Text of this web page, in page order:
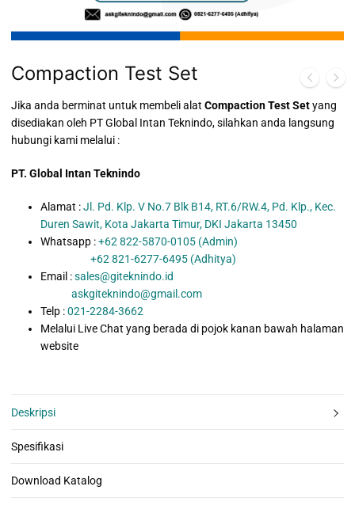
Compaction Test Set
Jika anda berminat untuk membeli alat Compaction Test Setyang
disediakan oleh PT Global Intan Teknindo, silahkan anda langsung
hubungi kami melalui :
PT. Global Intan Teknindo
Alamat :Jl. Pd. Klp. V No.7 Blk B14, RT.6/RW.4, Pd. Klp., Kec.
Duren Sawit, Kota Jakarta Timur, DKI Jakarta 13450
Whatsapp :+62 822-5870-0105 (Admin)
+62 821-6277-6495 (Adhitya)
Email :sales@giteknindo.id
askgiteknindo@gmail.com
Telp :021-2284-3662
Melalui Live Chat yang berada di pojok kanan bawah halaman
website
Deskripsi
Spesifikasi
Download Katalog